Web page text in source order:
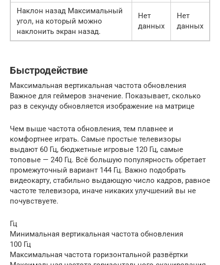
Наклон назад Максимальный
угол, на который можно
наклонить экран назад.
Нет
данных
Нет
данных
Быстродействие
Максимальная вертикальная частота обновления
Важное для геймеров значение. Показывает, сколько
раз в секунду обновляется изображение на матрице
Чем выше частота обновления, тем плавнее и
комфортнее играть. Самые простые телевизоры
выдают 60 Гц, бюджетные игровые 120 Гц, самые
топовые — 240 Гц. Всё большую популярность обретает
промежуточный вариант 144 Гц. Важно подобрать
видеокарту, стабильно выдающую число кадров, равное
частоте телевизора, иначе никаких улучшений вы не
почувствуете.
Гц
Минимальная вертикальная частота обновления
100 Гц
Максимальная частота горизонтальной развёртки